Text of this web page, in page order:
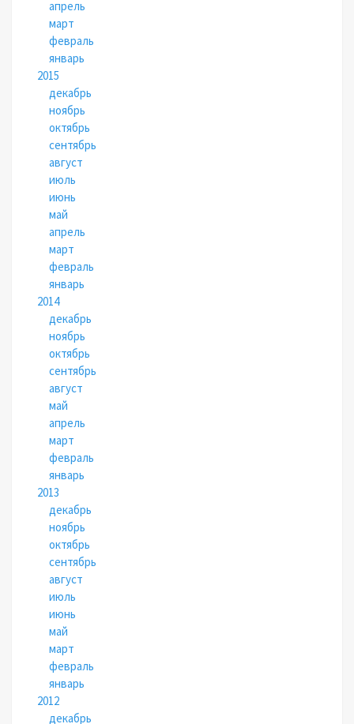
апрель
март
февраль
январь
2015
декабрь
ноябрь
октябрь
сентябрь
август
июль
июнь
май
апрель
март
февраль
январь
2014
декабрь
ноябрь
октябрь
сентябрь
август
май
апрель
март
февраль
январь
2013
декабрь
ноябрь
октябрь
сентябрь
август
июль
июнь
май
март
февраль
январь
2012
декабрь